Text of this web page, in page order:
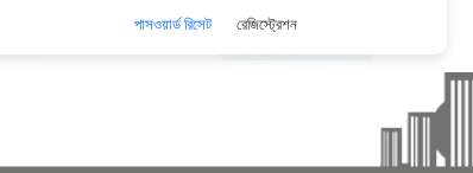
পাসওয়ার্ড রিসেট রেজিস্ট্রেশন